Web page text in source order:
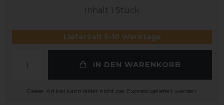
Inhalt 1 Stück
Lieferzeit 5-10 Werktage
IN DEN WARENKORB
Dieser Artikel kann leider nicht per Express geliefert werden.